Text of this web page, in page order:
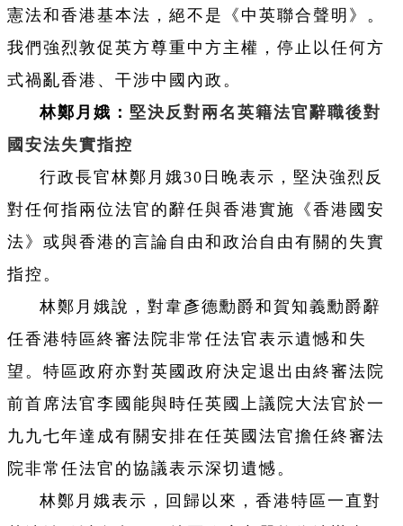
憲法和香港基本法，絕不是《中英聯合聲明》。
我們強烈敦促英方尊重中方主權，停止以任何方
式禍亂香港、干涉中國內政。
林鄭月娥： 堅決反對兩名英籍法官辭職後對
國安法失實指控
行政長官林鄭月娥30日晚表示，堅決強烈反
對任何指兩位法官的辭任與香港實施《香港國安
法》或與香港的言論自由和政治自由有關的失實
指控。
林鄭月娥說，對韋彥德勳爵和賀知義勳爵辭
任香港特區終審法院非常任法官表示遺憾和失
望。特區政府亦對英國政府決定退出由終審法院
前首席法官李國能與時任英國上議院大法官於一
九九七年達成有關安排在任英國法官擔任終審法
院非常任法官的協議表示深切遺憾。
林鄭月娥表示，回歸以來，香港特區一直對